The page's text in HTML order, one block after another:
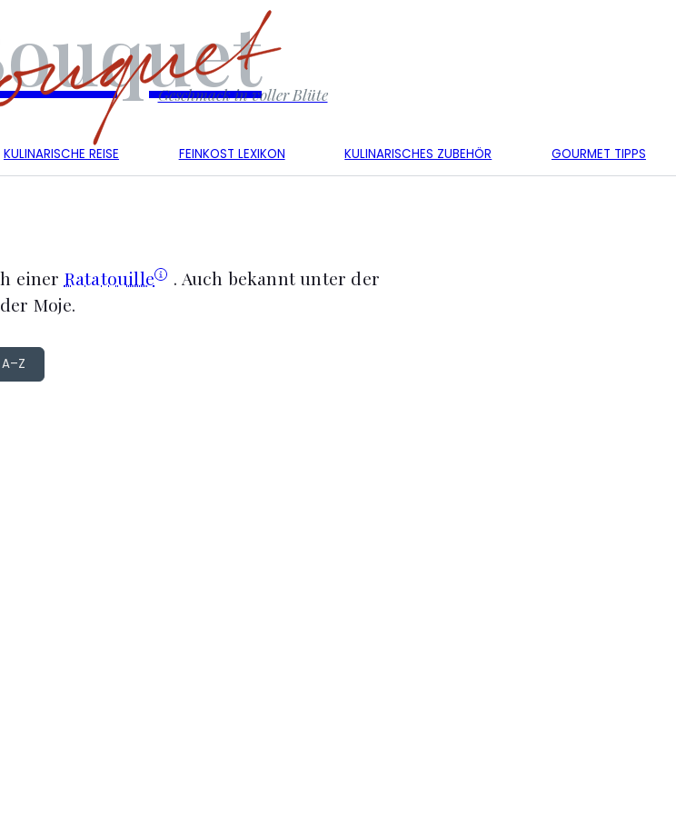
Geschmack in voller Blüte
KULINARISCHE REISE FEINKOST LEXIKON KULINARISCHES ZUBEHÖR GOURMET TIPPS
einer Ratatouille
. Auch bekannt unter der
Moje.